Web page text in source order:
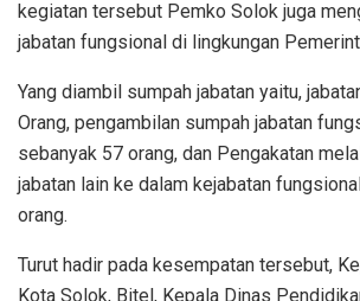
kegiatan tersebut Pemko Solok juga
jabatan fungsional di lingkungan
Yang diambil sumpah jabatan yaitu,
Orang, pengambilan sumpah jabatan
sebanyak 57 orang, dan Pengakatan
jabatan lain ke dalam kejabatan
orang.
Turut hadir pada kesempatan tersebut,
Kota Solok, Bitel, Kepala Dinas